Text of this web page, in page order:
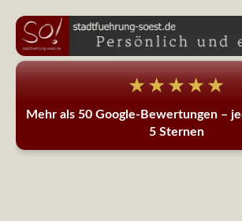
★★★★★
Mehr als 50 Google-Bewertungen –
5 Sternen